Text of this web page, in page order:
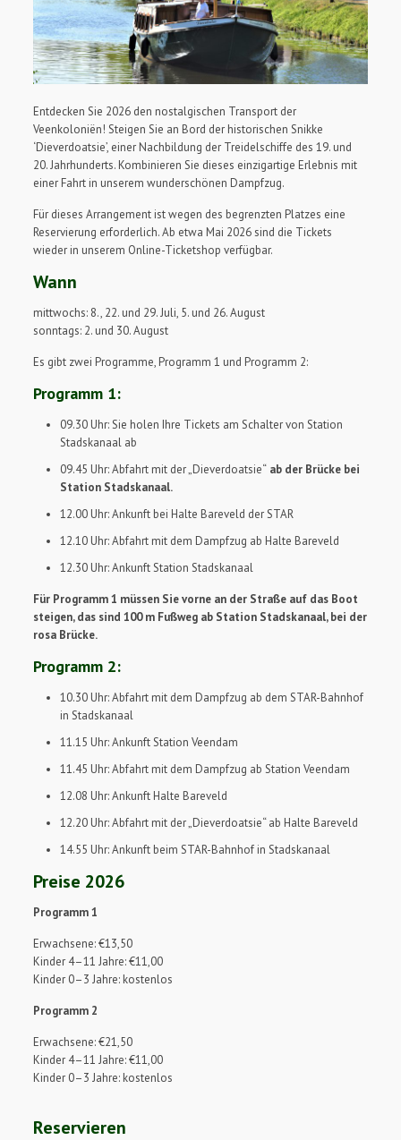
Entdecken Sie 2026 den nostalgischen Transport der
Veenkoloniën! Steigen Sie an Bord der historischen Snikke
‘Dieverdoatsie’, einer Nachbildung der Treidelschiffe des 19. und
20. Jahrhunderts. Kombinieren Sie dieses einzigartige Erlebnis mit
einer Fahrt in unserem wunderschönen Dampfzug.
Für dieses Arrangement ist wegen des begrenzten Platzes eine
Reservierung erforderlich. Ab etwa Mai 2026 sind die Tickets
wieder in unserem Online-Ticketshop verfügbar.
Wann
mittwochs: 8., 22. und 29. Juli, 5. und 26. August
sonntags: 2. und 30. August
Es gibt zwei Programme, Programm 1 und Programm 2:
Programm 1:
09.30 Uhr: Sie holen Ihre Tickets am Schalter von Station
Stadskanaal ab
09.45 Uhr: Abfahrt mit der „Dieverdoatsie“ ab der Brücke bei
Station Stadskanaal.
12.00 Uhr: Ankunft bei Halte Bareveld der STAR
12.10 Uhr: Abfahrt mit dem Dampfzug ab Halte Bareveld
12.30 Uhr: Ankunft Station Stadskanaal
Für Programm 1 müssen Sie vorne an der Straße auf das Boot
steigen, das sind 100 m Fußweg ab Station Stadskanaal, bei der
rosa Brücke.
Programm 2:
10.30 Uhr: Abfahrt mit dem Dampfzug ab dem STAR-Bahnhof
in Stadskanaal
11.15 Uhr: Ankunft Station Veendam
11.45 Uhr: Abfahrt mit dem Dampfzug ab Station Veendam
12.08 Uhr: Ankunft Halte Bareveld
12.20 Uhr: Abfahrt mit der „Dieverdoatsie“ ab Halte Bareveld
14.55 Uhr: Ankunft beim STAR-Bahnhof in Stadskanaal
Preise 2026
Programm 1
Erwachsene: €13,50
Kinder 4–11 Jahre: €11,00
Kinder 0–3 Jahre: kostenlos
Programm 2
Erwachsene: €21,50
Kinder 4–11 Jahre: €11,00
Kinder 0–3 Jahre: kostenlos
Reservieren